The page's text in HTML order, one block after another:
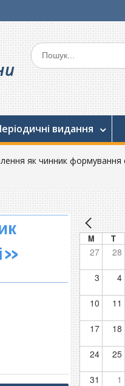
Шукати:
видання
як чинник формування
M T
27 28
3 4
10 11
17 18
24 25
31 1